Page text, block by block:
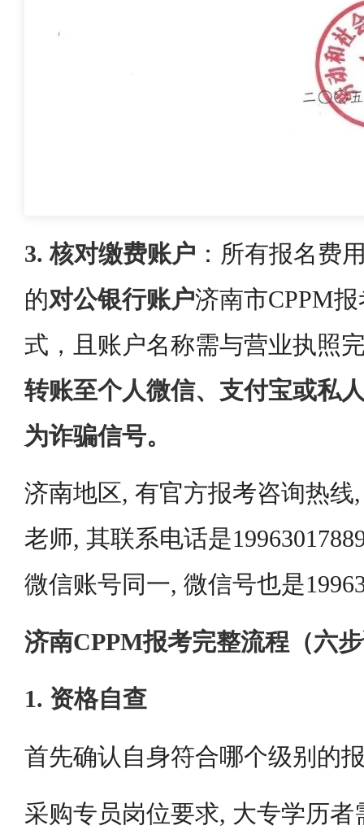
3. 核对缴费账户 ：所有报名费
的对公银行账户济南市CPPM
式，且账户名称需与营业执照
转账至个人微信、支付宝或私
为诈骗信号。
济南地区, 有官方报考咨询热线
老师, 其联系电话是
微信账号同一, 微信号也是
济南CPPM报考完整流程（六
1. 资格自查
首先确认自身符合哪个级别的
采购专员岗位要求, 大专学历